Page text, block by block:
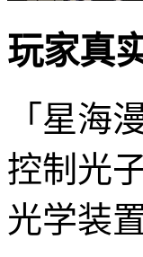
玩家真
「星海
控制光
光学装